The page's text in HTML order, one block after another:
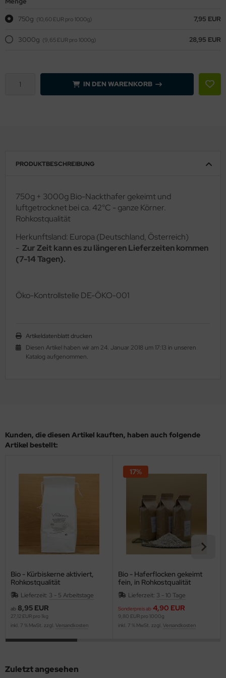
750g (10,60 EUR pro 1000g) 7,95 EUR
3000g (9,65 EUR pro 1000g) 28,95 EUR
IN DEN WARENKORB
PRODUKTBESCHREIBUNG
750g + 3000g Bio-Nackthafer gekeimt und
luftgetrocknet bei ca. 42°C - ganze Körner.
Rohkostqualität
Herkunftsland: Europa (Deutschland, Österreich)
- Zur Zeit kann es zu längeren Lieferzeiten kommen
(7-14 Tagen).
Öko-Kontrollstelle DE-ÖKO-001
Artikeldatenblatt drucken
Diesen Artikel haben wir am 24. Januar 2018 um 17:13 in unseren
Katalog aufgenommen.
Kunden, die diesen Artikel kauften, haben auch folgende
Artikel bestellt:
Bio - Kürbiskerne aktiviert,
Rohkostqualität
Lieferzeit: 3 - 5 Arbeitstage
ab 8,95 EUR
27,12 EUR pro 1kg
inkl. 7 % MwSt. zzgl. Versandkosten
Bio - Haferflocken gekeimt
fein, in Rohkostqualität
Lieferzeit: 3 - 10 Tage
Sonderpreis ab 4,90 EUR
17%
9,80 EUR pro 1000g
inkl. 7 % MwSt. zzgl. Versandkosten
Zuletzt angesehen